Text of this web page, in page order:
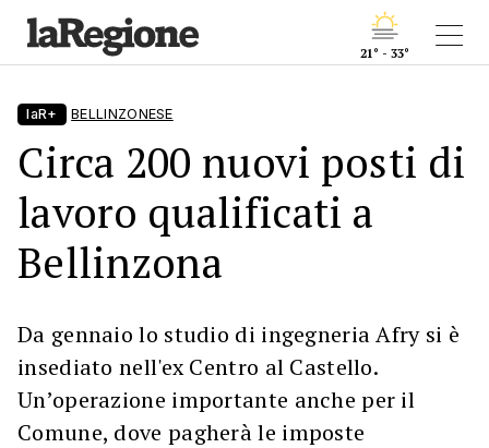
21° - 33°
laR+ BELLINZONESE
Circa 200 nuovi posti di
lavoro qualificati a
Bellinzona
Da gennaio lo studio di ingegneria Afry si è
insediato nell'ex Centro al Castello.
Un’operazione importante anche per il
Comune, dove pagherà le imposte